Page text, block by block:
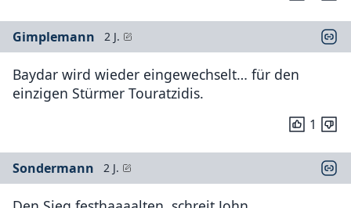
Gimplemann 2 J.
Baydar wird wieder eingewechselt… für den
einzigen Stürmer Touratzidis.
1
Sondermann 2 J.